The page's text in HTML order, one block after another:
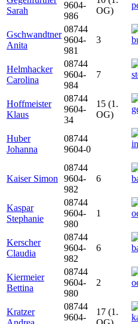
Sarah
9604-
986
OG)
Gschwandtner
Anita
08744
9604-
981
3
Helmhacker
Carolina
08744
9604-
984
7
Hoffmeister
Klaus
08744
9604-
34
15 (1.
OG)
Huber
Johanna
08744
9604-0
Kaiser Simon
08744
9604-
982
6
Kaspar
Stephanie
08744
9604-
980
1
Kerscher
Claudia
08744
9604-
982
6
Kiermeier
Bettina
08744
9604-
980
2
Kratzer
08744
9604-
17 (1.